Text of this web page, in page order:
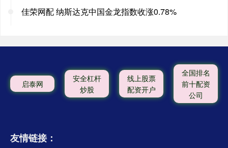
佳荣网配 纳斯达克中国金龙指数收涨0.78%
启泰网
安全杠杆
炒股
线上股票
配资开户
全国排名
前十配资
公司
友情链接：